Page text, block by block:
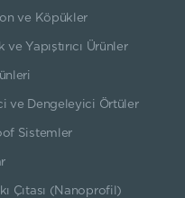
ve Köpükler
ve Yapıştırıcı Ürünler
ve Dengeleyici Örtüler
Sistemler
Çıtası (Nanoprofil)